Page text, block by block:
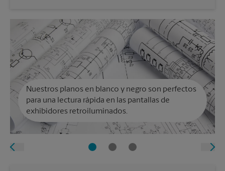
Nuestros planos en blanco y negro son perfectos
para una lectura rápida en las pantallas de
exhibidores retroiluminados.